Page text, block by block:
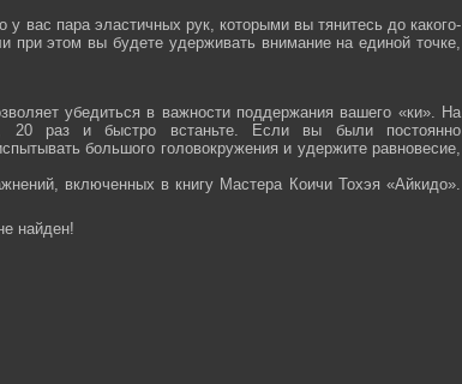
вас пара эластичных рук, которыми вы тянитесь до какого-
при этом вы будете удерживать внимание на единой точке,
убедиться в важности поддержания вашего «ки». На
20 раз и быстро встаньте. Если вы были постоянно
большого головокружения и удержите равновесие,
включенных в книгу Мастера Коичи Тохэя «Айкидо».
найден!